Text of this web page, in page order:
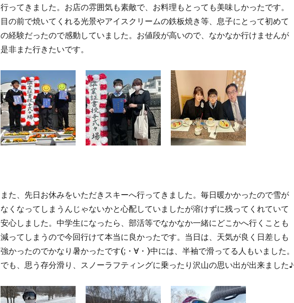
行ってきました。お店の雰囲気も素敵で、お料理もとっても美味しかったです。
目の前で焼いてくれる光景やアイスクリームの鉄板焼き等、息子にとって初めて
の経験だったので感動していました。お値段が高いので、なかなか行けませんが
是非また行きたいです。
また、先日お休みをいただきスキーへ行ってきました。毎日暖かかったので雪が
なくなってしまうんじゃないかと心配していましたが溶けずに残ってくれていて
安心しました。中学生になったら、部活等でなかなか一緒にどこかへ行くことも
減ってしまうので今回行けて本当に良かったです。当日は、天気が良く日差しも
強かったのでかなり暑かったです(;・∀・)中には、半袖で滑ってる人もいました。
でも、思う存分滑り、スノーラフティングに乗ったり沢山の思い出が出来ました♪